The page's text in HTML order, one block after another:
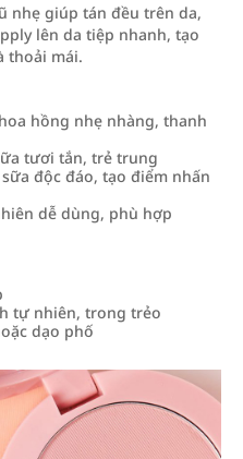
nhẹ giúp tán đều trên da,
lên da tiệp nhanh, tạo
thoải mái.
hồng nhẹ nhàng, thanh
tươi tắn, trẻ trung
độc đáo, tạo điểm nhấn
dễ dùng, phù hợp
tự nhiên, trong trẻo
dạo phố